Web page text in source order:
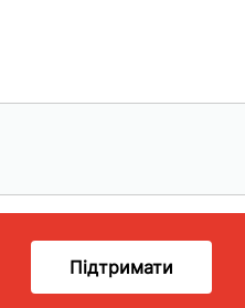
Підтримати